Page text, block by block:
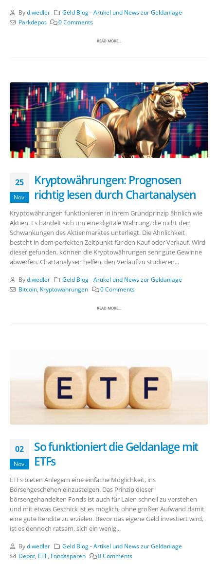
Byd.wedler
Geld Blog - Artikel und News zur Geldanlage
Parkdepot
0 Comments
READ MORE...
25
Nov.
Kryptowährungen: Prognosen
richtig lesen durch Chartanalysen
Kryptowährungen funktionieren in ihrem Grundprinzip ähnlich wie
Aktien. Es handelt sich um eine digitale Währung, die nicht den
Schwankungen des Aktienmarktes unterliegt. Die Ähnlichkeit
besteht in dem perfekten Zeitpunkt für den Kauf oder Verkauf. Wird
dieser gefunden, können die Kryptowährungen sehr gute Gewinne
abwerfen. Chartanalysen helfen, den Verlauf zu studieren...
Byd.wedler
Geld Blog - Artikel und News zur Geldanlage
Bitcoin, Kryptowährungen 0 Comments
READ MORE...
02
Nov.
So funktioniert die Geldanlage mit
ETFs
ETFs bieten Anlegern eine einfache Möglichkeit, ins
Börsengeschehen einzusteigen. Das Prinzip dieser
börsengehandelten Fonds ist auch für Laien schnell zu verstehen
und mit etwas Geschick ist es möglich, ohne großen Aufwand damit
eine gute Rendite zu erzielen. Bevor das eigene Geld investiert wird,
ist es dennoch ratsam, sich ein wenig...
Byd.wedler
Geld Blog - Artikel und News zur Geldanlage
Depot, ETF, Fondssparen 0 Comments